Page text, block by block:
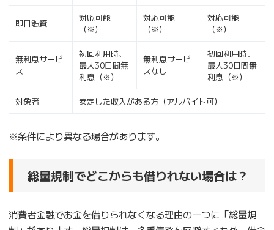
即日融資
対応可能
（※）
対応可能
（※）
対応可能
（※）
無利息サービ
ス
初回利用時、
最大30日間無
利息（※）
無利息サービ
スなし
初回利用時、
最大30日間無
利息（※）
対象者 安定した収入がある方（アルバイト可）
※条件により異なる場合があります。
総量規制でどこからも借りれない場合は？
消費者金融でお金を借りられなくなる理由の一つに「総量規